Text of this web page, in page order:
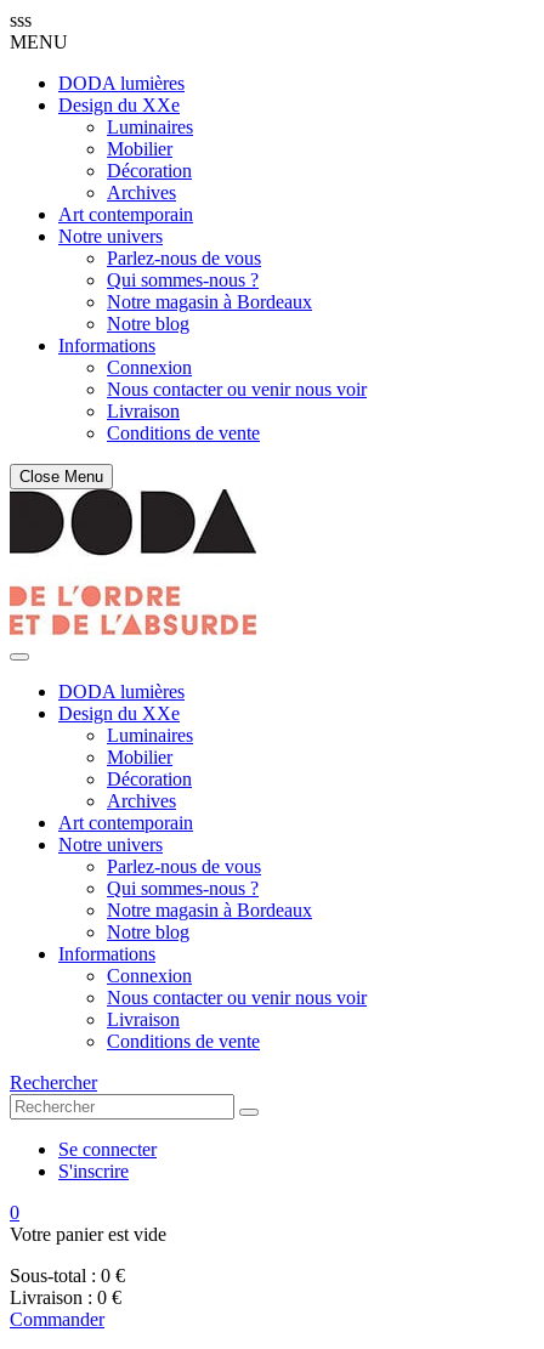
sss
MENU
DODA lumières
Design du XXe
Luminaires
Mobilier
Décoration
Archives
Art contemporain
Notre univers
Parlez-nous de vous
Qui sommes-nous ?
Notre magasin à Bordeaux
Notre blog
Informations
Connexion
Nous contacter ou venir nous voir
Livraison
Conditions de vente
Close Menu
DODA lumières
Design du XXe
Luminaires
Mobilier
Décoration
Archives
Art contemporain
Notre univers
Parlez-nous de vous
Qui sommes-nous ?
Notre magasin à Bordeaux
Notre blog
Informations
Connexion
Nous contacter ou venir nous voir
Livraison
Conditions de vente
Rechercher
Se connecter
S'inscrire
0
Votre panier est vide
Sous-total : 0 €
Livraison : 0 €
Commander